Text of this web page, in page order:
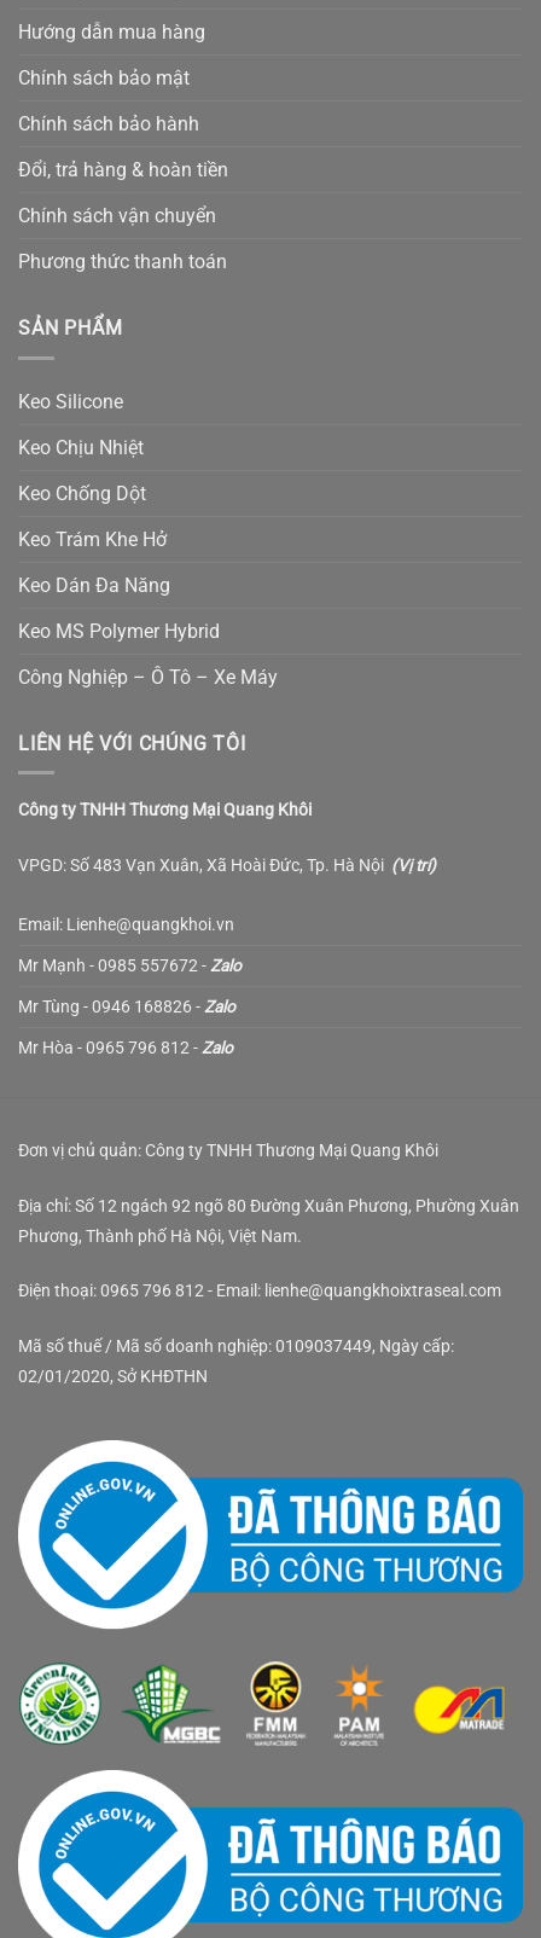
Hướng dẫn mua hàng
Chính sách bảo mật
Chính sách bảo hành
Đổi, trả hàng & hoàn tiền
Chính sách vận chuyển
Phương thức thanh toán
SẢN PHẨM
Keo Silicone
Keo Chịu Nhiệt
Keo Chống Dột
Keo Trám Khe Hở
Keo Dán Đa Năng
Keo MS Polymer Hybrid
Công Nghiệp – Ô Tô – Xe Máy
LIÊN HỆ VỚI CHÚNG TÔI
Công ty TNHH Thương Mại Quang Khôi
VPGD: Số 483 Vạn Xuân, Xã Hoài Đức, Tp. Hà Nội (Vị trí)
Email: Lienhe@quangkhoi.vn
Mr Mạnh - 0985 557672 - Zalo
Mr Tùng - 0946 168826 - Zalo
Mr Hòa - 0965 796 812 - Zalo
Đơn vị chủ quản: Công ty TNHH Thương Mại Quang Khôi
Địa chỉ: Số 12 ngách 92 ngõ 80 Đường Xuân Phương, Phường Xuân
Phương, Thành phố Hà Nội, Việt Nam.
Điện thoại: 0965 796 812 - Email: lienhe@quangkhoixtraseal.com
Mã số thuế / Mã số doanh nghiệp: 0109037449, Ngày cấp:
02/01/2020, Sở KHĐTHN